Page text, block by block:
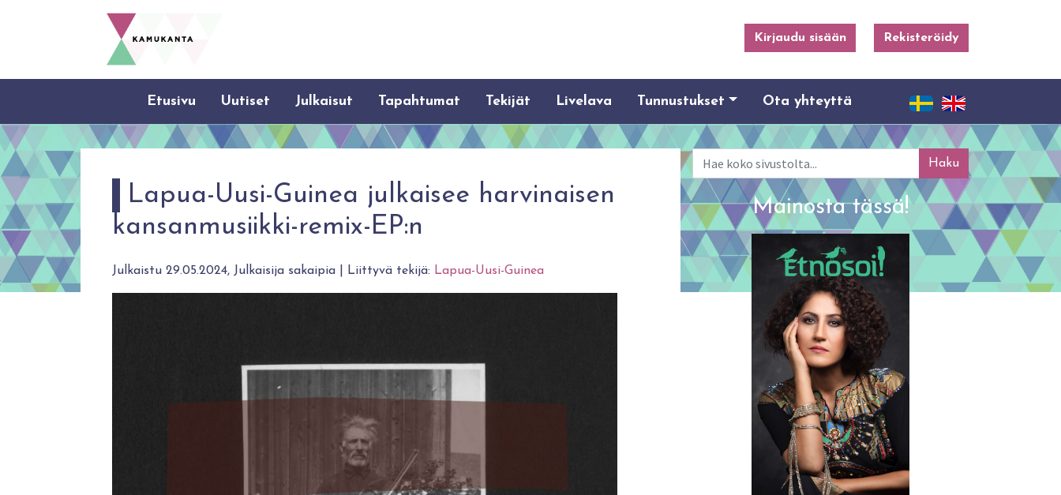
Kirjaudu sisään Rekisteröidy
Etusivu Uutiset Julkaisut Tapahtumat Tekijät Livelava Tunnustukset Ota yhteyttä
Lapua-Uusi-Guinea julkaisee harvinaisen
kansanmusiikki-remix-EP:n
Julkaistu 29.05.2024, Julkaisija sakaipia | Liittyvä tekijä: Lapua-Uusi-Guinea
Haku
Mainosta tässä!